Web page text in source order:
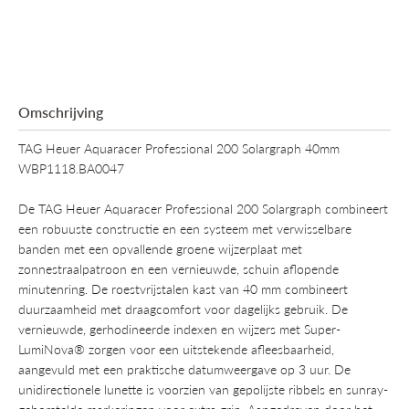
Omschrijving
TAG Heuer Aquaracer Professional 200 Solargraph 40mm
WBP1118.BA0047
De TAG Heuer Aquaracer Professional 200 Solargraph combineert
een robuuste constructie en een systeem met verwisselbare
banden met een opvallende groene wijzerplaat met
zonnestraalpatroon en een vernieuwde, schuin aflopende
minutenring. De roestvrijstalen kast van 40 mm combineert
duurzaamheid met draagcomfort voor dagelijks gebruik. De
vernieuwde, gerhodineerde indexen en wijzers met Super-
LumiNova® zorgen voor een uitstekende afleesbaarheid,
aangevuld met een praktische datumweergave op 3 uur. De
unidirectionele lunette is voorzien van gepolijste ribbels en sunray-